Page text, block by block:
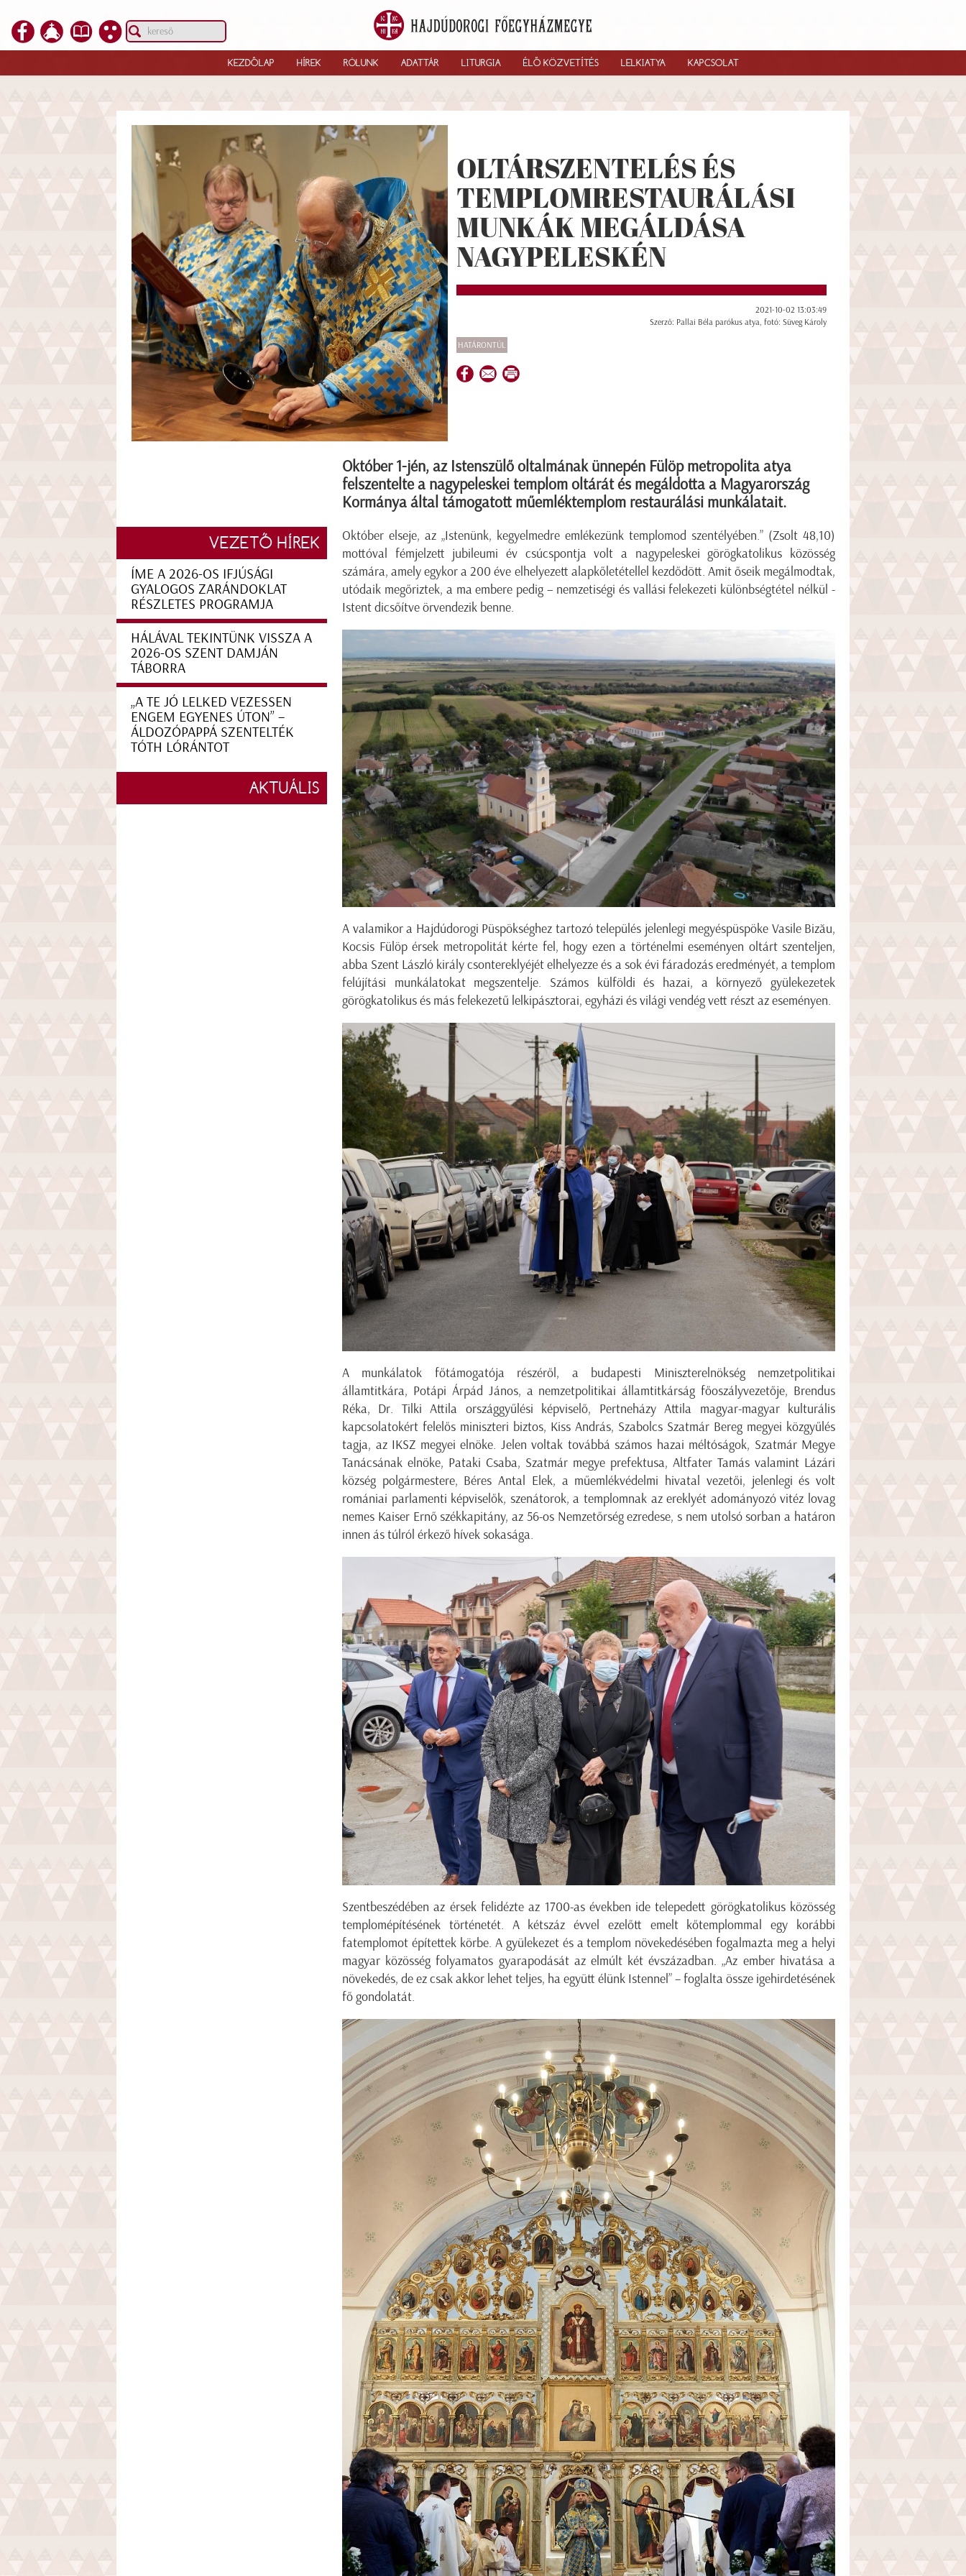
KEZDŐLAP HÍREK RÓLUNK ADATTÁR LITURGIA ÉLŐ KÖZVETÍTÉS LELKIATYA KAPCSOLAT
OLTÁRSZENTELÉS ÉS
TEMPLOMRESTAURÁLÁSI
MUNKÁK MEGÁLDÁSA
NAGYPELESKÉN
2021-10-02 13:03:49
Szerző: Pallai Béla parókus atya, fotó: Süveg Károly
HATÁRONTÚL
Október 1-jén, az Istenszülő oltalmának ünnepén Fülöp metropolita atya
felszentelte a nagypeleskei templom oltárát és megáldotta a Magyarország
Kormánya által támogatott műemléktemplom restaurálási munkálatait.
Október elseje, az „Istenünk, kegyelmedre emlékezünk templomod szentélyében.” (Zsolt 48,10)
mottóval fémjelzett jubileumi év csúcspontja volt a nagypeleskei görögkatolikus közösség
számára, amely egykor a 200 éve elhelyezett alapkőletétellel kezdődött. Amit őseik megálmodtak,
utódaik megőriztek, a ma embere pedig – nemzetiségi és vallási felekezeti különbségtétel nélkül -
Istent dicsőítve örvendezik benne.
A valamikor a Hajdúdorogi Püspökséghez tartozó település jelenlegi megyéspüspöke Vasile Bizău,
Kocsis Fülöp érsek metropolitát kérte fel, hogy ezen a történelmi eseményen oltárt szenteljen,
abba Szent László király csontereklyéjét elhelyezze és a sok évi fáradozás eredményét, a templom
felújítási munkálatokat megszentelje. Számos külföldi és hazai, a környező gyülekezetek
görögkatolikus és más felekezetű lelkipásztorai, egyházi és világi vendég vett részt az eseményen.
A munkálatok főtámogatója részéről, a budapesti Miniszterelnökség nemzetpolitikai
államtitkára, Potápi Árpád János, a nemzetpolitikai államtitkárság főoszályvezetője, Brendus
Réka, Dr. Tilki Attila országgyűlési képviselő, Pertneházy Attila magyar-magyar kulturális
kapcsolatokért felelős miniszteri biztos, Kiss András, Szabolcs Szatmár Bereg megyei közgyűlés
tagja, az IKSZ megyei elnöke. Jelen voltak továbbá számos hazai méltóságok, Szatmár Megye
Tanácsának elnöke, Pataki Csaba, Szatmár megye prefektusa, Altfater Tamás valamint Lázári
község polgármestere, Béres Antal Elek, a műemlékvédelmi hivatal vezetői, jelenlegi és volt
romániai parlamenti képviselők, szenátorok, a templomnak az ereklyét adományozó vitéz lovag
nemes Kaiser Ernő székkapitány, az 56-os Nemzetőrség ezredese, s nem utolsó sorban a határon
innen ás túlról érkező hívek sokasága.
Szentbeszédében az érsek felidézte az 1700-as években ide telepedett görögkatolikus közösség
templomépítésének történetét. A kétszáz évvel ezelőtt emelt kőtemplommal egy korábbi
fatemplomot építettek körbe. A gyülekezet és a templom növekedésében fogalmazta meg a helyi
magyar közösség folyamatos gyarapodását az elmúlt két évszázadban. „Az ember hivatása a
növekedés, de ez csak akkor lehet teljes, ha együtt élünk Istennel” – foglalta össze igehirdetésének
fő gondolatát.
VEZETŐ HÍREK
ÍME A 2026-OS IFJÚSÁGI
GYALOGOS ZARÁNDOKLAT
RÉSZLETES PROGRAMJA
HÁLÁVAL TEKINTÜNK VISSZA A
2026-OS SZENT DAMJÁN
TÁBORRA
„A TE JÓ LELKED VEZESSEN
ENGEM EGYENES ÚTON” –
ÁLDOZÓPAPPÁ SZENTELTÉK
TÓTH LÓRÁNTOT
AKTUÁLIS